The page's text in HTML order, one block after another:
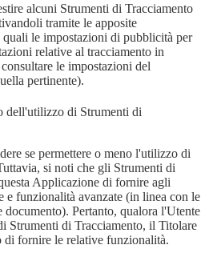
alcuni Strumenti di Tracciamento
tramite le apposite
le impostazioni di pubblicità per
relative al tracciamento in
le impostazioni del
pertinente).
dell'utilizzo di Strumenti di
se permettere o meno l'utilizzo di
si noti che gli Strumenti di
Applicazione di fornire agli
e funzionalità avanzate (in linea con le
documento). Pertanto, qualora l'Utente
Strumenti di Tracciamento, il Titolare
di fornire le relative funzionalità.